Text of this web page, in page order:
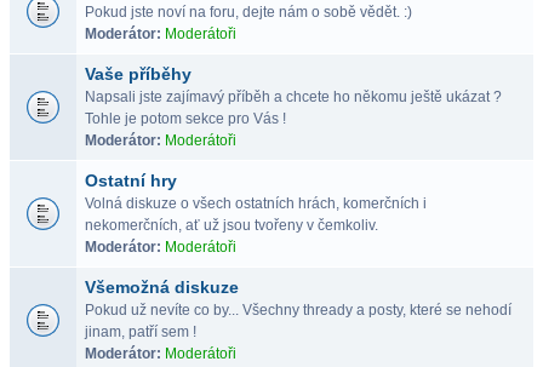
Pokud jste noví na foru, dejte nám o sobě vědět. :)
Moderátor: Moderátoři
Vaše příběhy
Napsali jste zajímavý příběh a chcete ho někomu ještě ukázat ?
Tohle je potom sekce pro Vás !
Moderátor: Moderátoři
Ostatní hry
Volná diskuze o všech ostatních hrách, komerčních i
nekomerčních, ať už jsou tvořeny v čemkoliv.
Moderátor: Moderátoři
Všemožná diskuze
Pokud už nevíte co by... Všechny thready a posty, které se nehodí
jinam, patří sem !
Moderátor: Moderátoři